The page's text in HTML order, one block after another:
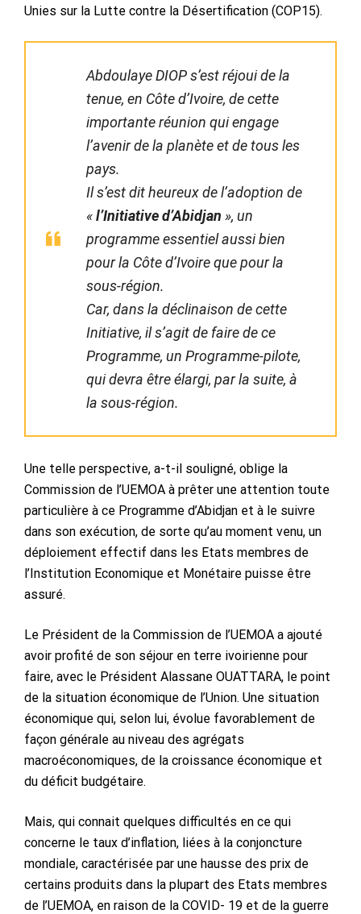
Unies sur la Lutte contre la Désertification (COP15).
Abdoulaye DIOP s’est réjoui de la
tenue, en Côte d’Ivoire, de cette
importante réunion qui engage
l’avenir de la planète et de tous les
pays.
Il s’est dit heureux de l’adoption de
«l’Initiative d’Abidjan », un
programme essentiel aussi bien
pour la Côte d’Ivoire que pour la
sous-région.
Car, dans la déclinaison de cette
Initiative, il s’agit de faire de ce
Programme, un Programme-pilote,
qui devra être élargi, par la suite, à
la sous-région.
Une telle perspective, a-t-il souligné, oblige la
Commission de l’UEMOA à prêter une attention toute
particulière à ce Programme d’Abidjan et à le suivre
dans son exécution, de sorte qu’au moment venu, un
déploiement effectif dans les Etats membres de
l’Institution Economique et Monétaire puisse être
assuré.
Le Président de la Commission de l’UEMOA a ajouté
avoir profité de son séjour en terre ivoirienne pour
faire, avec le Président Alassane OUATTARA, le point
de la situation économique de l’Union. Une situation
économique qui, selon lui, évolue favorablement de
façon générale au niveau des agrégats
macroéconomiques, de la croissance économique et
du déficit budgétaire.
Mais, qui connait quelques difficultés en ce qui
concerne le taux d’inflation, liées à la conjoncture
mondiale, caractérisée par une hausse des prix de
certains produits dans la plupart des Etats membres
de l’UEMOA, en raison de la COVID- 19 et de la guerre